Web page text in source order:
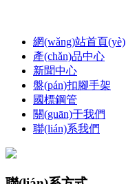
網(wǎng)站首頁(yè)
產(chǎn)品中心
新聞中心
盤(pán)扣腳手架
國標鋼管
關(guān)于我們
聯(lián)系我們